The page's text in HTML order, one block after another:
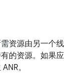
资源由另一个线
的资源。如果应
。